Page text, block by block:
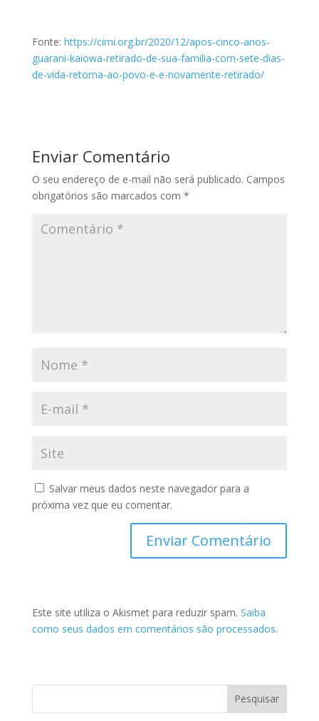
Fonte: https://cimi.org.br/2020/12/apos-cinco-anos-
guarani-kaiowa-retirado-de-sua-familia-com-sete-dias-
de-vida-retorna-ao-povo-e-e-novamente-retirado/
Enviar Comentário
O seu endereço de e-mail não será publicado. Campos
obrigatórios são marcados com *
Salvar meus dados neste navegador para a
próxima vez que eu comentar.
Este site utiliza o Akismet para reduzir spam. Saiba
como seus dados em comentários são processados.